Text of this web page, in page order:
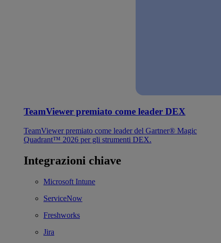
TeamViewer premiato come leader DEX
TeamViewer premiato come leader del Gartner® Magic
Quadrant™ 2026 per gli strumenti DEX.
Integrazioni chiave
Microsoft Intune
ServiceNow
Freshworks
Jira